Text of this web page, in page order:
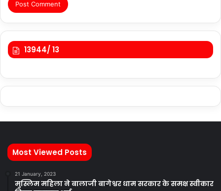
13944/ 13
Most Viewed Posts
21 January, 2023
मुस्लिम महिला ने बालाजी बागेश्वर धाम सरकार के समक्ष स्वीकार